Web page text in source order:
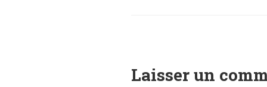
Laisser un